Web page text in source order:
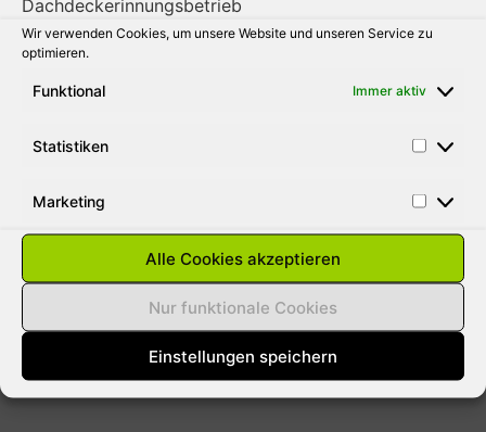
Wir verwenden Cookies, um unsere Website und unseren Service zu
optimieren.
Funktional Immer aktiv
Statistiken
Marketing
Alle Cookies akzeptieren
Nur funktionale Cookies
Einstellungen speichern
gemacht mit von Webdesign-Bitterfeld